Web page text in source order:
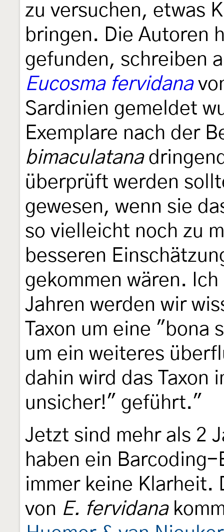
zu versuchen, etwas
bringen. Die Autoren
gefunden, schreiben
Eucosma fervidana
Sardinien gemeldet
Exemplare nach der
bimaculatana
überprüft werden
gewesen, wenn sie
so vielleicht noch zu
besseren
gekommen wären.
Jahren werden wir
Taxon um eine
um ein weiteres
dahin wird das Taxon
unsicher!" geführt."
Jetzt sind mehr als 2
haben ein
immer keine Klarheit.
von E. fervidana